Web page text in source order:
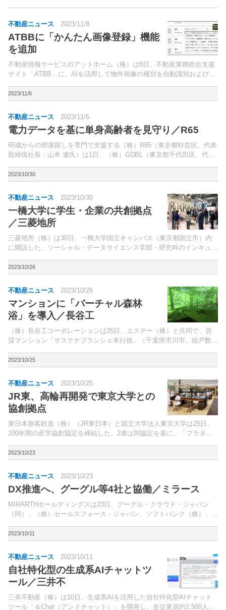
したと発表した。2022年4月から提供を開始した...
不動産ニュース 2023/11/8
ATBBに「かんたん画像登録」機能
を追加
不動産情報サービスのアットホーム（株）は8日、不動産業務総合支援
サイト「ATBB」に、AIを活用して物件画像の種別を自動識別およびキ
表した。「かんたん画像登録」は、グループ会社とし...
2023/11/6
不動産ニュース 2023/11/6
電力データを基に単身高齢者を見守り／R65
65歳からの部屋探しを専門で支援する（株）R65（東京都杉並区、代表
取締役社長：山本 遼氏）は1日、（株）GDBL（東京都千代田区、代表
身高齢者向けの見守りサービス」の実証実験を行...
2023/10/30
不動産ニュース 2023/10/30
一橋大学に学生・企業の共創拠点
／三菱地所
三菱地所（株）は30日、一橋大学国立キャンパス（東京都国立市）内
に開設した、ソーシャル・データサイエンス学部・研究科のインキュベ
人一橋大学と共に、データ駆動型社会における空間価値...
2023/10/26
不動産ニュース 2023/10/26
マンションに「バーチャル森林
浴」を導入／長谷工
（株）長谷工コーポレーションは25日、エステー（株）と共同で、賃
貸マンション「サステナブランシェ本行徳」（千葉県市川市、総戸数
クス効果を検証すると発表した。「サステナプランシェ本行...
2023/10/25
不動産ニュース 2023/10/25
JR東、高輪再開発で東京大学との
協創拠点
東日本旅客鉄道（株）（JR東日本）と国立大学法人東京大学は25日、
100年間の産学協創協定を締結した。2者は同協定を基に、「プラネタ
Design Laborato...
2023/10/23
不動産ニュース 2023/10/23
DX推進へ、グーグル等4社と協働／ミラース
MIRARTHホールディングスは23日、グーグル・クラウド・ジャパン
（同）、（株）セールスフォース・ジャパン、ソフトバンク（株）、イ
を発表した。新型コロナウイルスの感染拡大、社会...
2023/10/11
不動産ニュース 2023/10/11
自社特化型の生成系AIチャットツ
ール／三井不
三井不動産（株）は10日、生成系AIを活用した自社特化型AIチャット
ツール「＆Chat（アンドチャット）」を開発し、全従業員約2,500人を